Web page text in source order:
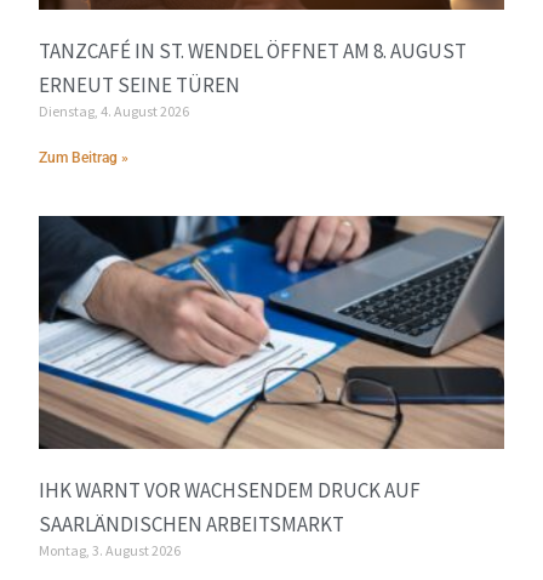
TANZCAFÉ IN ST. WENDEL ÖFFNET AM 8. AUGUST
ERNEUT SEINE TÜREN
Dienstag, 4. August 2026
Zum Beitrag »
IHK WARNT VOR WACHSENDEM DRUCK AUF
SAARLÄNDISCHEN ARBEITSMARKT
Montag, 3. August 2026